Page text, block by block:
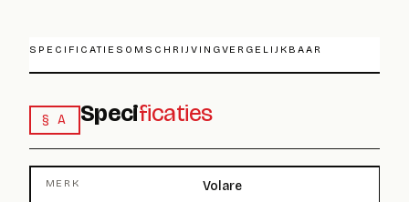
SPECIFICATIES OMSCHRIJVINGVERGELIJKBAAR
§ A Specificaties
MERK Volare